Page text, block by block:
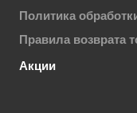
Политика
Правила возврата
Акции